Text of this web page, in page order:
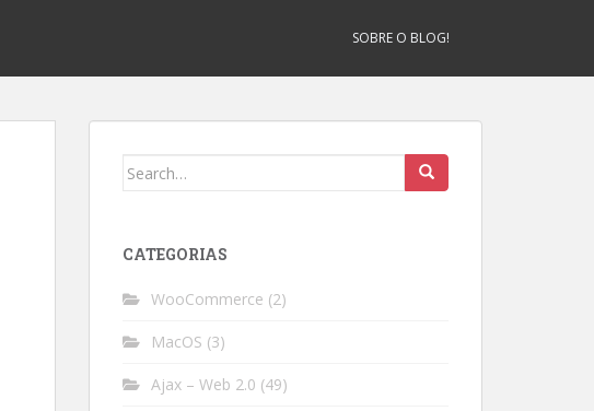
SOBRE O BLOG!
Search
CATEGORIAS
WooCommerce (2)
MacOS (3)
Ajax – Web 2.0 (49)